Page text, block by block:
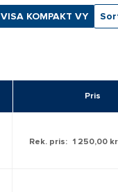
VISA KOMPAKT VY
Pris
Rek. pris: 1 250,00 kr